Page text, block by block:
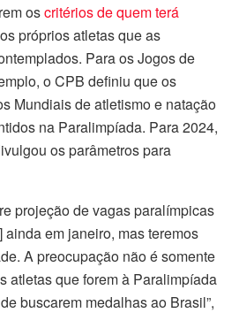
oscritérios de quem terá
próprios atletas que as
Para os Jogos de
o CPB definiu que os
Mundiais de atletismo e natação
na Paralimpíada. Para 2024,
os parâmetros para
projeção de vagas paralímpicas
em janeiro, mas teremos
A preocupação não é somente
atletas que forem à Paralimpíada
buscarem medalhas ao Brasil”,